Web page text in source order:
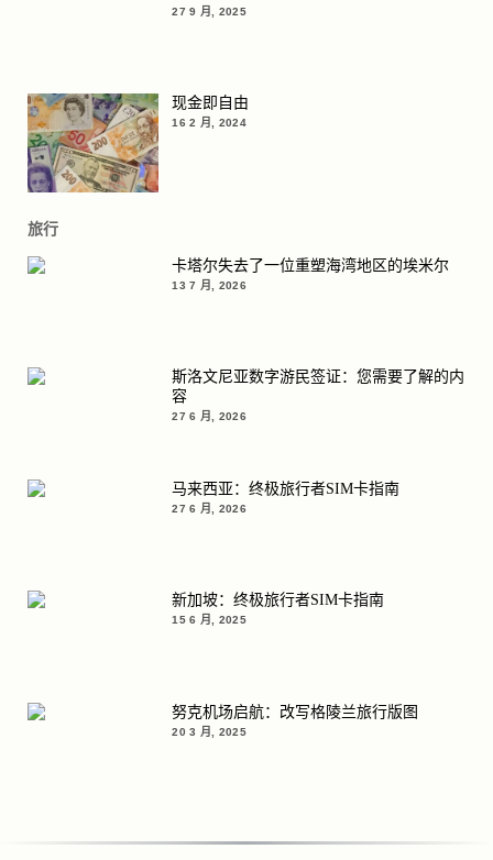
27 9 月, 2025
现金即自由
16 2 月, 2024
旅行
卡塔尔失去了一位重塑海湾地区的埃米尔
13 7 月, 2026
斯洛文尼亚数字游民签证：您需要了解的内
容
27 6 月, 2026
马来西亚：终极旅行者SIM卡指南
27 6 月, 2026
新加坡：终极旅行者SIM卡指南
15 6 月, 2025
努克机场启航：改写格陵兰旅行版图
20 3 月, 2025